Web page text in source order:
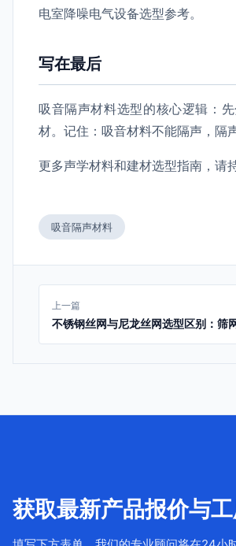
电室降噪电气设备选型参考。
写在最后
吸音隔声材料选型的核心逻辑：
材。记住：吸音材料不能隔声，隔
更多声学材料和建材选型指南，请
吸音隔声材料
上一篇
不锈钢丝网与尼龙丝网选型区别：筛
获取最新产品报价与